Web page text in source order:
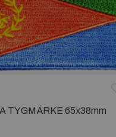
TYGMÄRKE 65x38mm